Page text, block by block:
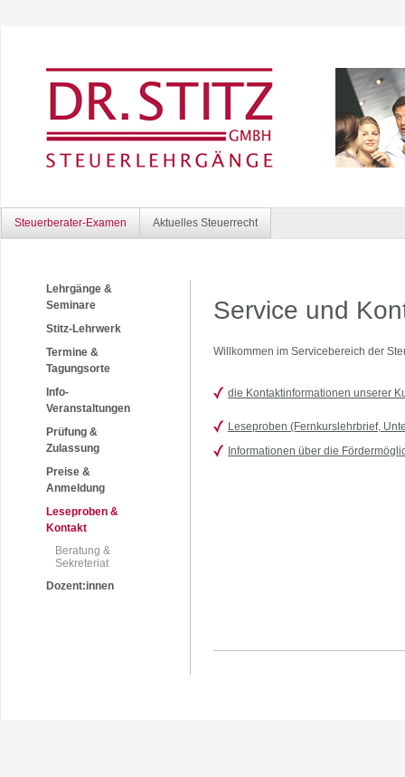
Steuerberater-Examen Aktuelles Steuerrecht
Lehrgänge &
Seminare
Stitz-Lehrwerk
Termine &
Tagungsorte
Info-
Veranstaltungen
Prüfung &
Zulassung
Preise &
Anmeldung
Leseproben &
Kontakt
Beratung &
Sekreteriat
Dozent:innen
Service und
Willkommen im Servicebereich der
die Kontaktinformationen unserer
Leseproben (Fernkurslehrbrief,
Informationen über die